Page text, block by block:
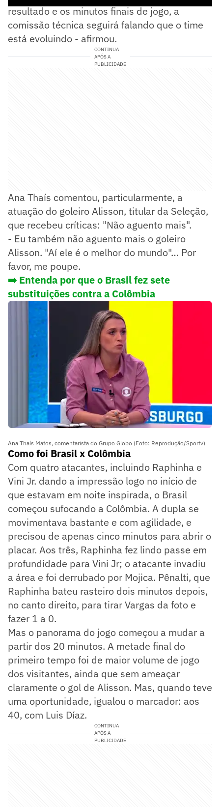
resultado e os minutos finais de jogo, a
comissão técnica seguirá falando que o time
está evoluindo - afirmou.
CONTINUA
APÓS A
PUBLICIDADE
Ana Thaís comentou, particularmente, a
atuação do goleiro Alisson, titular da Seleção,
que recebeu críticas: "Não aguento mais".
- Eu também não aguento mais o goleiro
Alisson. "Aí ele é o melhor do mundo"… Por
favor, me poupe.
➡️ Entenda por que o Brasil fez sete
substituições contra a Colômbia
Ana Thaís Matos, comentarista do Grupo Globo (Foto: Reprodução/Sportv)
Como foi Brasil x Colômbia
Com quatro atacantes, incluindo Raphinha e
Vini Jr. dando a impressão logo no início de
que estavam em noite inspirada, o Brasil
começou sufocando a Colômbia. A dupla se
movimentava bastante e com agilidade, e
precisou de apenas cinco minutos para abrir o
placar. Aos três, Raphinha fez lindo passe em
profundidade para Vini Jr; o atacante invadiu
a área e foi derrubado por Mojica. Pênalti, que
Raphinha bateu rasteiro dois minutos depois,
no canto direito, para tirar Vargas da foto e
fazer 1 a 0.
Mas o panorama do jogo começou a mudar a
partir dos 20 minutos. A metade final do
primeiro tempo foi de maior volume de jogo
dos visitantes, ainda que sem ameaçar
claramente o gol de Alisson. Mas, quando teve
uma oportunidade, igualou o marcador: aos
40, com Luis Díaz.
CONTINUA
APÓS A
PUBLICIDADE